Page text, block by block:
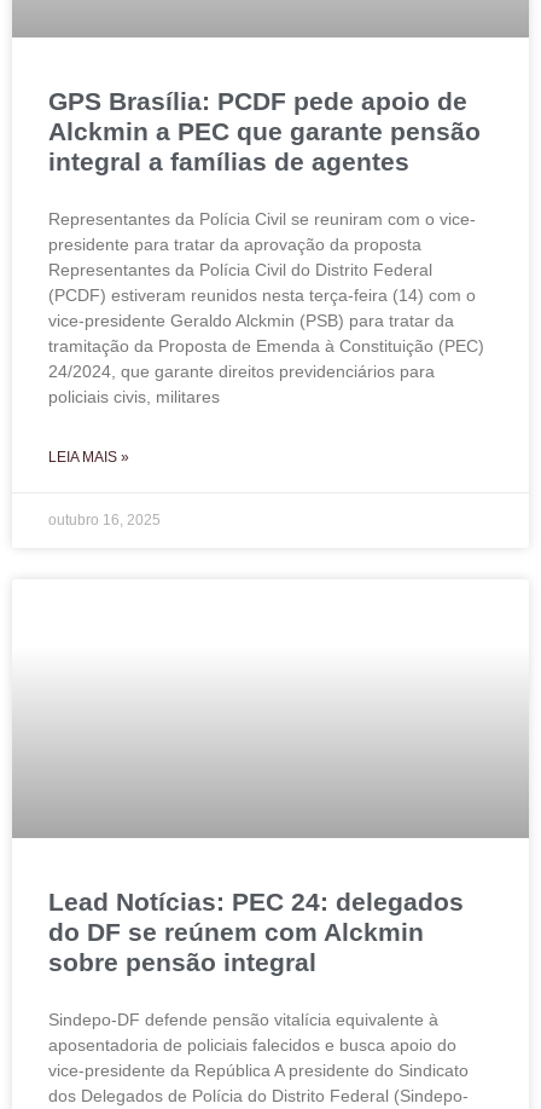
GPS Brasília: PCDF pede apoio de
Alckmin a PEC que garante pensão
integral a famílias de agentes
Representantes da Polícia Civil se reuniram com o vice-
presidente para tratar da aprovação da proposta
Representantes da Polícia Civil do Distrito Federal
(PCDF) estiveram reunidos nesta terça-feira (14) com o
vice-presidente Geraldo Alckmin (PSB) para tratar da
tramitação da Proposta de Emenda à Constituição (PEC)
24/2024, que garante direitos previdenciários para
policiais civis, militares
LEIA MAIS »
outubro 16, 2025
Lead Notícias: PEC 24: delegados
do DF se reúnem com Alckmin
sobre pensão integral
Sindepo-DF defende pensão vitalícia equivalente à
aposentadoria de policiais falecidos e busca apoio do
vice-presidente da República A presidente do Sindicato
dos Delegados de Polícia do Distrito Federal (Sindepo-